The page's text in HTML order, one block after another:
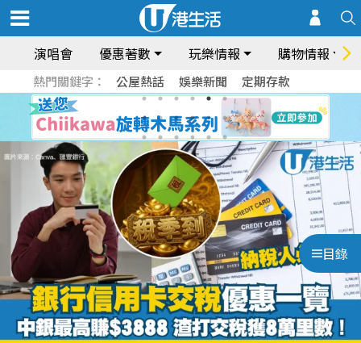
演唱會 優惠著數 玩樂情報 購物情報
熱門關鍵字： 公屋熱話 娛樂新聞 定期存款
目錄